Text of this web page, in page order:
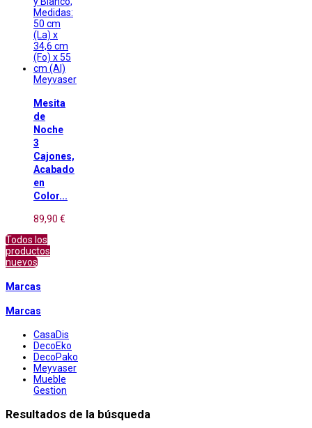
Meyvaser
Mesita
de
Noche
3
Cajones,
Acabado
en
Color...
89,90 €
Todos los
productos
nuevos
Marcas
Marcas
CasaDis
DecoEko
DecoPako
Meyvaser
Mueble
Gestion
Resultados de la búsqueda